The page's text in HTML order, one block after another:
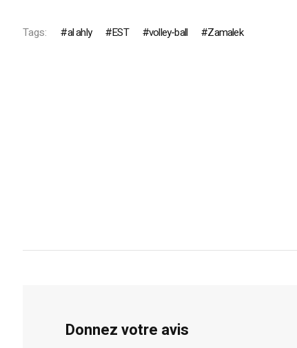
Tags: al ahly EST volley-ball Zamalek
Donnez votre avis